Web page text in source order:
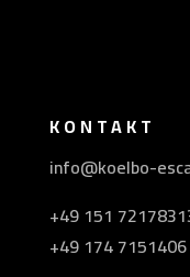
KONTAKT
info@koelbo-
+49 151
+49 174